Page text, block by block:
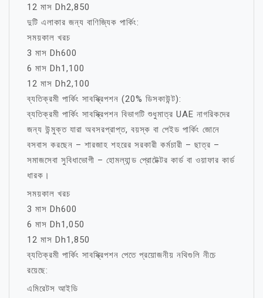
12 মাস Dh2,850
দুটি এলাকার জন্য বাণিজ্যিক পার্কিং:
সময়কাল খরচ
3 মাস Dh600
6 মাস Dh1,100
12 মাস Dh2,100
ব্যতিক্রমী পার্কিং সাবস্ক্রিপশন (20% ডিসকাউন্ট):
ব্যতিক্রমী পার্কিং সাবস্ক্রিপশন বিভাগটি শুধুমাত্র UAE নাগরিকদের
জন্য উন্মুক্ত যারা অবসরপ্রাপ্ত, বয়স্ক বা পেইড পার্কিং জোনে
বসবাস করছেন – শারজাহ শহরের সরকারী কর্মচারী – ছাত্র –
সমাজসেবা সুবিধাভোগী – হোমল্যান্ড প্রোটেক্টর কার্ড বা ওয়াফার কার্ড
ধারক।
সময়কাল খরচ
3 মাস Dh600
6 মাস Dh1,050
12 মাস Dh1,850
ব্যতিক্রমী পার্কিং সাবস্ক্রিপশন পেতে প্রয়োজনীয় নথিগুলি নীচে
রয়েছে:
এমিরেটস আইডি